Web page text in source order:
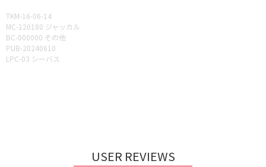
TKM-16-06-14
MC-120180 ジャッカル
BC-000000 その他
PUB-20240610
LPC-03 シーバス
USER REVIEWS